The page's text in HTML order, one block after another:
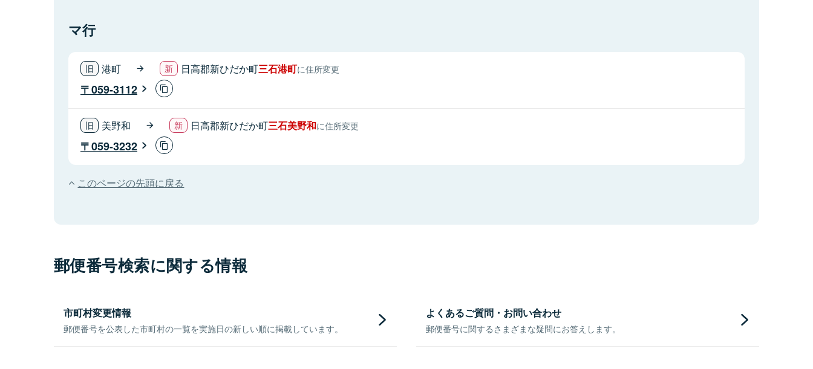
マ行
港町 日高郡新ひだか町三石港町に住所変更
059-3112
美野和 日高郡新ひだか町三石美野和に住所変更
059-3232
このページの先頭に戻る
郵便番号検索に関する情報
市町村変更情報
郵便番号を公表した市町村の一覧を実施日の新しい順に掲載しています。
よくあるご質問・お問い合わせ
郵便番号に関するさまざまな疑問にお答えします。